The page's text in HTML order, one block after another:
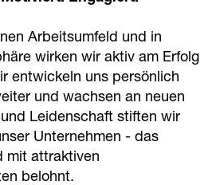
Arbeitsumfeld und in
wirken wir aktiv am Erfolg
entwickeln uns persönlich
und wachsen an neuen
Leidenschaft stiften wir
Unternehmen - das
mit attraktiven
belohnt.